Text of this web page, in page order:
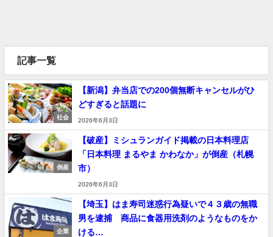
記事一覧
社会
【新潟】弁当店での200個無断キャンセルがひ
どすぎると話題に
2026年6月3日
倒産
【破産】ミシュランガイド掲載の日本料理店
「日本料理 まるやま かわなか」が倒産（札幌
市）
2026年6月3日
企業
【埼玉】はま寿司迷惑行為疑いで４３歳の無職
男を逮捕 商品に食器用洗剤のようなものをか
ける…